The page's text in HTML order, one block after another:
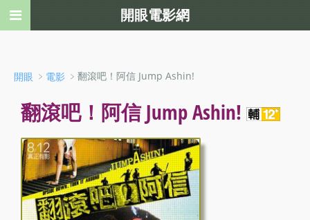
開眼 ﹥ 電影 ﹥翻滾吧！阿信 Jump Ashin!
翻滾吧！阿信 Jump Ashin!
開眼電影網